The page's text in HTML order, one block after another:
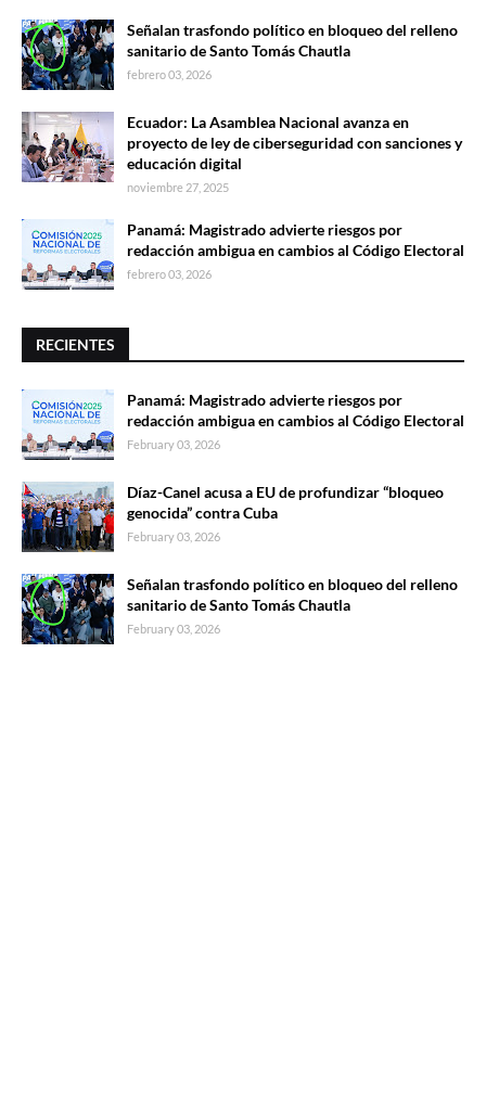
Señalan trasfondo político en bloqueo del relleno
sanitario de Santo Tomás Chautla
febrero 03, 2026
Ecuador: La Asamblea Nacional avanza en
proyecto de ley de ciberseguridad con sanciones y
educación digital
noviembre 27, 2025
Panamá: Magistrado advierte riesgos por
redacción ambigua en cambios al Código Electoral
febrero 03, 2026
RECIENTES
Panamá: Magistrado advierte riesgos por
redacción ambigua en cambios al Código Electoral
February 03, 2026
Díaz-Canel acusa a EU de profundizar “bloqueo
genocida” contra Cuba
February 03, 2026
Señalan trasfondo político en bloqueo del relleno
sanitario de Santo Tomás Chautla
February 03, 2026